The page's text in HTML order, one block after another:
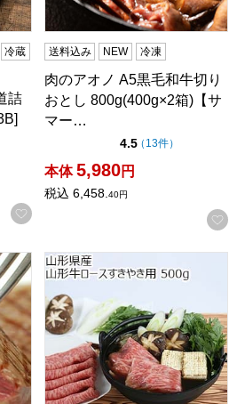
冷蔵
詰
お気に入りに登録する
送料込み NEW 冷凍
肉のアオノ A5黒毛和牛切り
おとし 800g(400g×2箱)【サ
マー…
4.5点（5点満点中）
（ 13件の評価
）
本体 5,980円
税込 6,458. 40円
テーキ(ロース・もも) 340g(ロー
山形県産 山形県産 山形牛ロ